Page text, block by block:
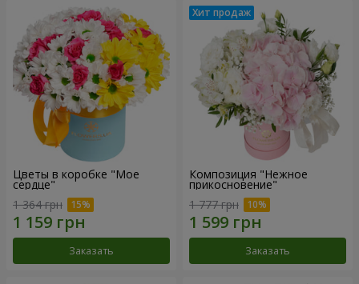
Цветы в коробке "Мое
сердце"
1 364 грн
Заказать
Композиция "Нежное
прикосновение"
1 777 грн
Заказать